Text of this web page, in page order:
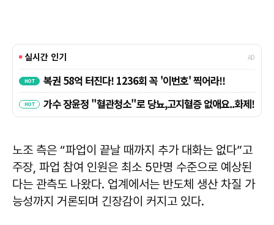
노조 측은 “파업이 끝날 때까지 추가 대화는 없다”고
주장, 파업 참여 인원은 최소 5만명 수준으로 예상된
다는 관측도 나왔다. 업계에서는 반도체 생산 차질 가
능성까지 거론되며 긴장감이 커지고 있다.